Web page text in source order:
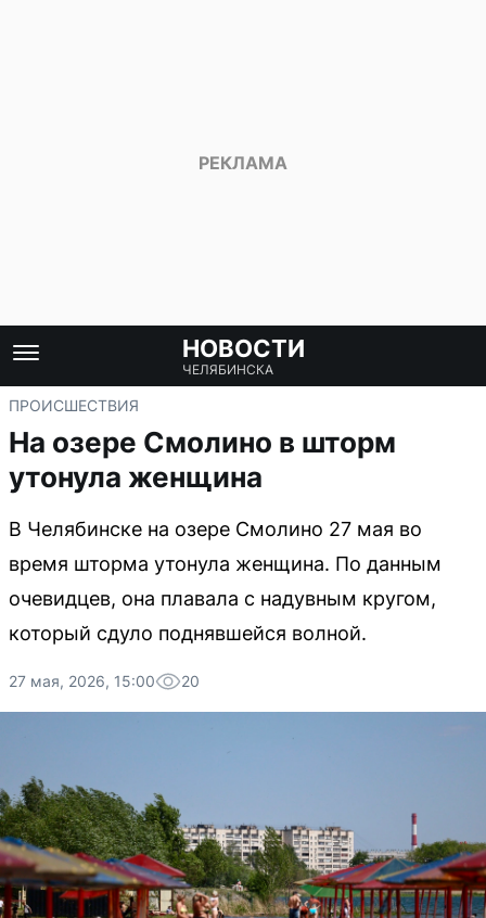
НОВОСТИ
ЧЕЛЯБИНСКА
ПРОИСШЕСТВИЯ
На озере Смолино в шторм
утонула женщина
В Челябинске на озере Смолино 27 мая во
время шторма утонула женщина. По данным
очевидцев, она плавала с надувным кругом,
который сдуло поднявшейся волной.
27 мая, 2026, 15:00 20